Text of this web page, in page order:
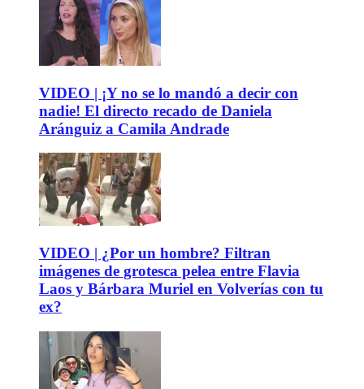
VIDEO | ¡Y no se lo mandó a decir con
nadie! El directo recado de Daniela
Aránguiz a Camila Andrade
VIDEO | ¿Por un hombre? Filtran
imágenes de grotesca pelea entre Flavia
Laos y Bárbara Muriel en Volverías con tu
ex?